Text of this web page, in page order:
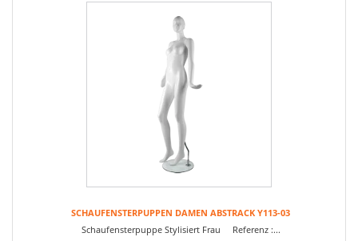
SCHAUFENSTERPUPPEN DAMEN ABSTRACK Y113-03
Schaufensterpuppe Stylisiert Frau Referenz :...